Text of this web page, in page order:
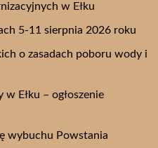
w Ełku
5-11 sierpnia 2026 roku
o zasadach poboru wody i
Ełku – ogłoszenie
wybuchu Powstania